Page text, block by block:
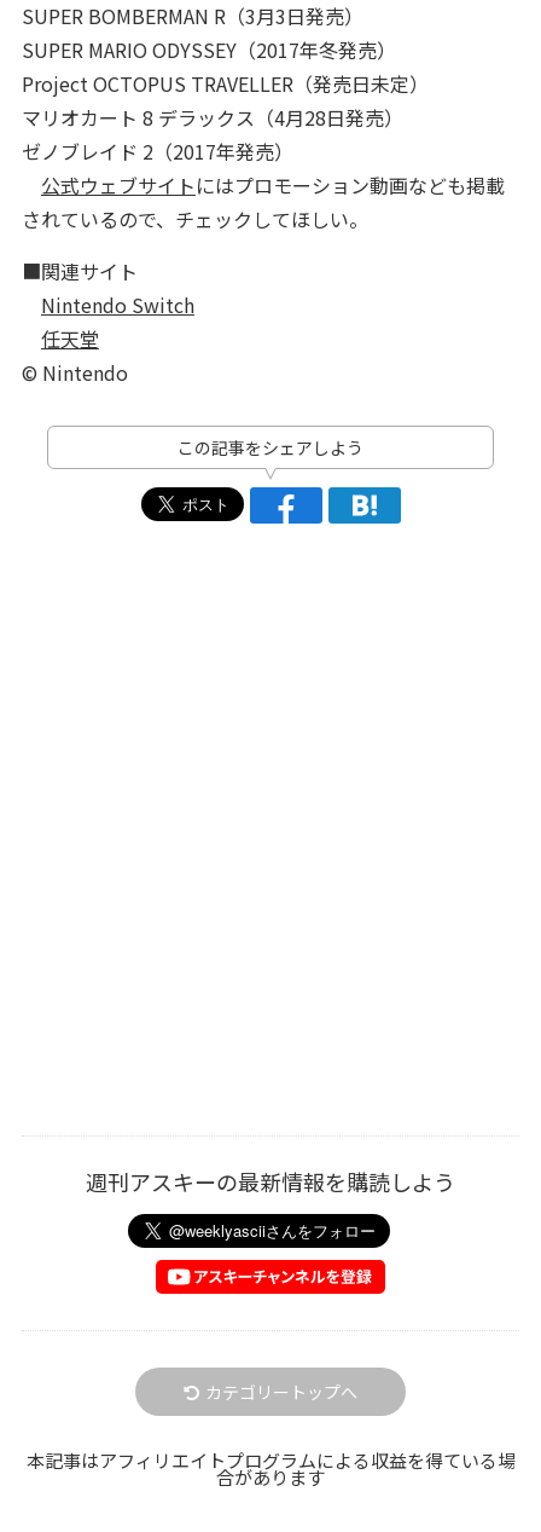
SUPER BOMBERMAN R（3月3日発売）
SUPER MARIO ODYSSEY（2017年冬発売）
Project OCTOPUS TRAVELLER（発売日未定）
マリオカート 8 デラックス（4月28日発売）
ゼノブレイド 2（2017年発売）
公式ウェブサイトにはプロモーション動画なども掲載
されているので、チェックしてほしい。
■関連サイト
Nintendo Switch
任天堂
© Nintendo
この記事をシェアしよう
週刊アスキーの最新情報を購読しよう
カテゴリートップへ
本記事はアフィリエイトプログラムによる収益を得ている場
合があります